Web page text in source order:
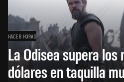
HACE 8 HORAS
La Odisea supera
dólares en taquilla